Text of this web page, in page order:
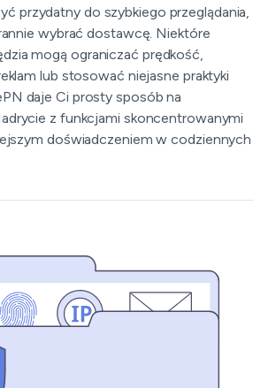
przydatny do szybkiego przeglądania,
wybrać dostawcę. Niektóre
mogą ograniczać prędkość,
lub stosować niejasne praktyki
daje Ci prosty sposób na
z funkcjami skoncentrowanymi
doświadczeniem w codziennych